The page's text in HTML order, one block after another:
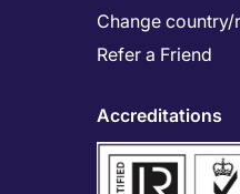
Change
Refer a Friend
Accreditations